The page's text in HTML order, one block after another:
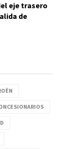
eje trasero
de